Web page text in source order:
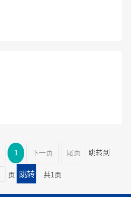
1 下一页 尾页 跳转到
页 共1页